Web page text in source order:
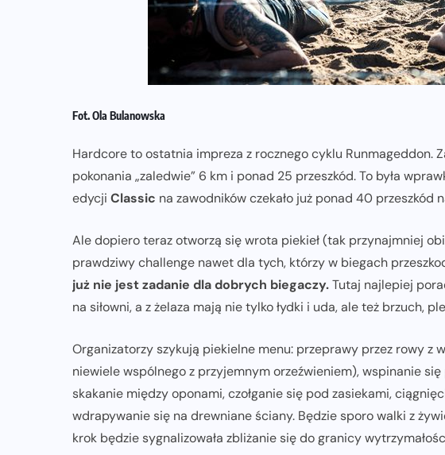
Fot. Ola Bulanowska
Hardcore to ostatnia impreza z rocznego cyklu Runmageddon.
pokonania „zaledwie” 6 km i ponad 25 przeszkód. To była
edycji Classic na zawodników czekało już ponad 40 przeszkód
Ale dopiero teraz otworzą się wrota piekieł (tak przynajmniej
prawdziwy challenge nawet dla tych, którzy w biegach
już nie jest zadanie dla dobrych biegaczy.Tutaj najlepiej
na siłowni, a z żelaza mają nie tylko łydki i uda, ale też brzuch,
Organizatorzy szykują piekielne menu: przeprawy przez rowy z
niewiele wspólnego z przyjemnym orzeźwieniem), wspinanie
skakanie między oponami, czołganie się pod zasiekami,
wdrapywanie się na drewniane ściany. Będzie sporo walki z
krok będzie sygnalizowała zbliżanie się do granicy